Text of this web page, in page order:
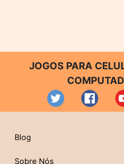
JOGOS PARA
Blog
Sobre Nós